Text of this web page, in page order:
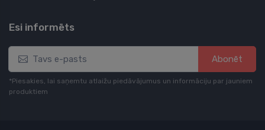
Esi informēts
Abonēt
*Piesakies, lai saņemtu atlaižu piedāvājumus un informāciju par jauniem
produktiem